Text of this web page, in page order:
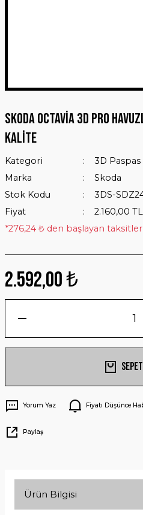
Skoda Octavia 3D Pro
Kalite
Kategori
3D Paspas
Marka
Skoda
Stok Kodu
3DS-
Fiyat
2.160,00
*276,24 ₺ den başlayan
2.592,00 ₺
Yorum Yaz Fiyatı Düşünce
Paylaş
Ürün Bilgisi